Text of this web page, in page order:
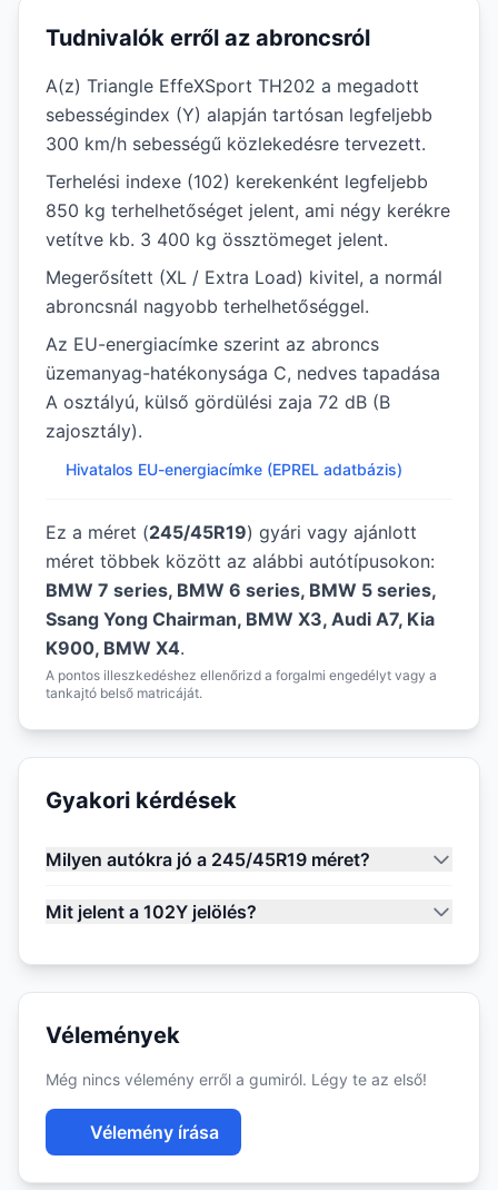
Tudnivalók erről az abroncsról
A(z) Triangle EffeXSport TH202 a megadott
sebességindex (Y) alapján tartósan legfeljebb
300 km/h sebességű közlekedésre tervezett.
Terhelési indexe (102) kerekenként legfeljebb
850 kg terhelhetőséget jelent, ami négy kerékre
vetítve kb. 3 400 kg össztömeget jelent.
Megerősített (XL / Extra Load) kivitel, a normál
abroncsnál nagyobb terhelhetőséggel.
Az EU-energiacímke szerint az abroncs
üzemanyag-hatékonysága C, nedves tapadása
A osztályú, külső gördülési zaja 72 dB (B
zajosztály).
Hivatalos EU-energiacímke (EPREL adatbázis)
Ez a méret (245/45R19) gyári vagy ajánlott
méret többek között az alábbi autótípusokon:
BMW 7 series, BMW 6 series, BMW 5 series,
Ssang Yong Chairman, BMW X3, Audi A7, Kia
K900, BMW X4.
A pontos illeszkedéshez ellenőrizd a forgalmi engedélyt vagy a
tankajtó belső matricáját.
Gyakori kérdések
Milyen autókra jó a 245/45R19 méret?
Mit jelent a 102Y jelölés?
Vélemények
Még nincs vélemény erről a gumiról. Légy te az első!
Vélemény írása